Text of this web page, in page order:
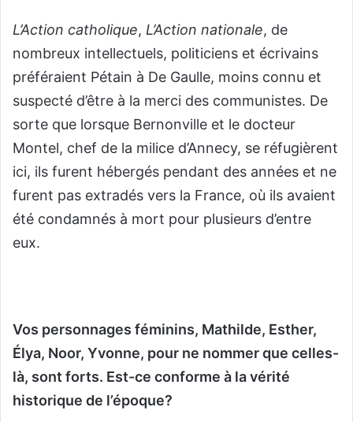
L’Action catholique, L’Action nationale, de
nombreux intellectuels, politiciens et écrivains
préféraient Pétain à De Gaulle, moins connu et
suspecté d’être à la merci des communistes. De
sorte que lorsque Bernonville et le docteur
Montel, chef de la milice d’Annecy, se réfugièrent
ici, ils furent hébergés pendant des années et ne
furent pas extradés vers la France, où ils avaient
été condamnés à mort pour plusieurs d’entre
eux.
Vos personnages féminins, Mathilde, Esther,
Élya, Noor, Yvonne, pour ne nommer que celles-
là, sont forts. Est-ce conforme à la vérité
historique de l’époque?